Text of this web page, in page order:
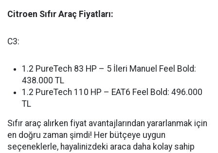
Citroen Sıfır Araç Fiyatları:
C3:
1.2 PureTech 83 HP – 5 İleri Manuel Feel Bold:
438.000 TL
1.2 PureTech 110 HP – EAT6 Feel Bold: 496.000
TL
Sıfır araç alırken fiyat avantajlarından yararlanmak için
en doğru zaman şimdi! Her bütçeye uygun
seçeneklerle, hayalinizdeki araca daha kolay sahip